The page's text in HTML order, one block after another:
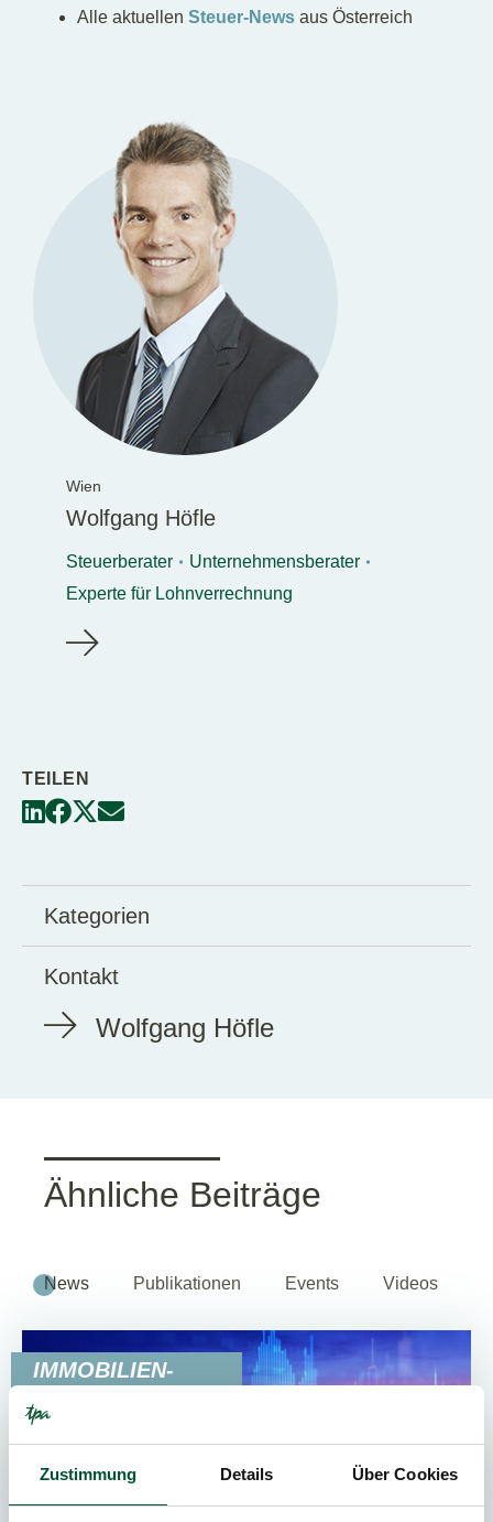
Zustimmung Details Über Cookies
Alle aktuellen Steuer-News aus Österreich
Wien
Wolfgang Höfle
Steuerberater
Unternehmensberater
Experte für Lohnverrechnung
TEILEN
Kategorien
Kontakt
Wolfgang Höfle
Ähnliche Beiträge
News Publikationen Events Videos
IMMOBILIEN-